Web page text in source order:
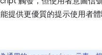
提供更優質的提示使用者